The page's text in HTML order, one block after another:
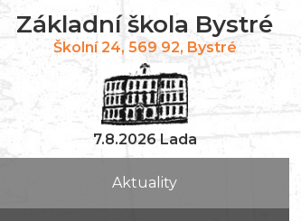
Základní škola Bystré
Školní 24, 569 92, Bystré
7.8.2026 Lada
Aktuality